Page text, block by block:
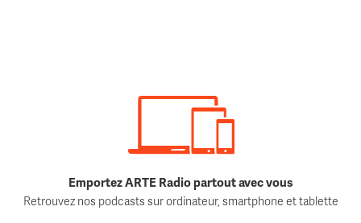
Emportez ARTE Radio partout avec vous
Retrouvez nos podcasts sur ordinateur, smartphone et tablette